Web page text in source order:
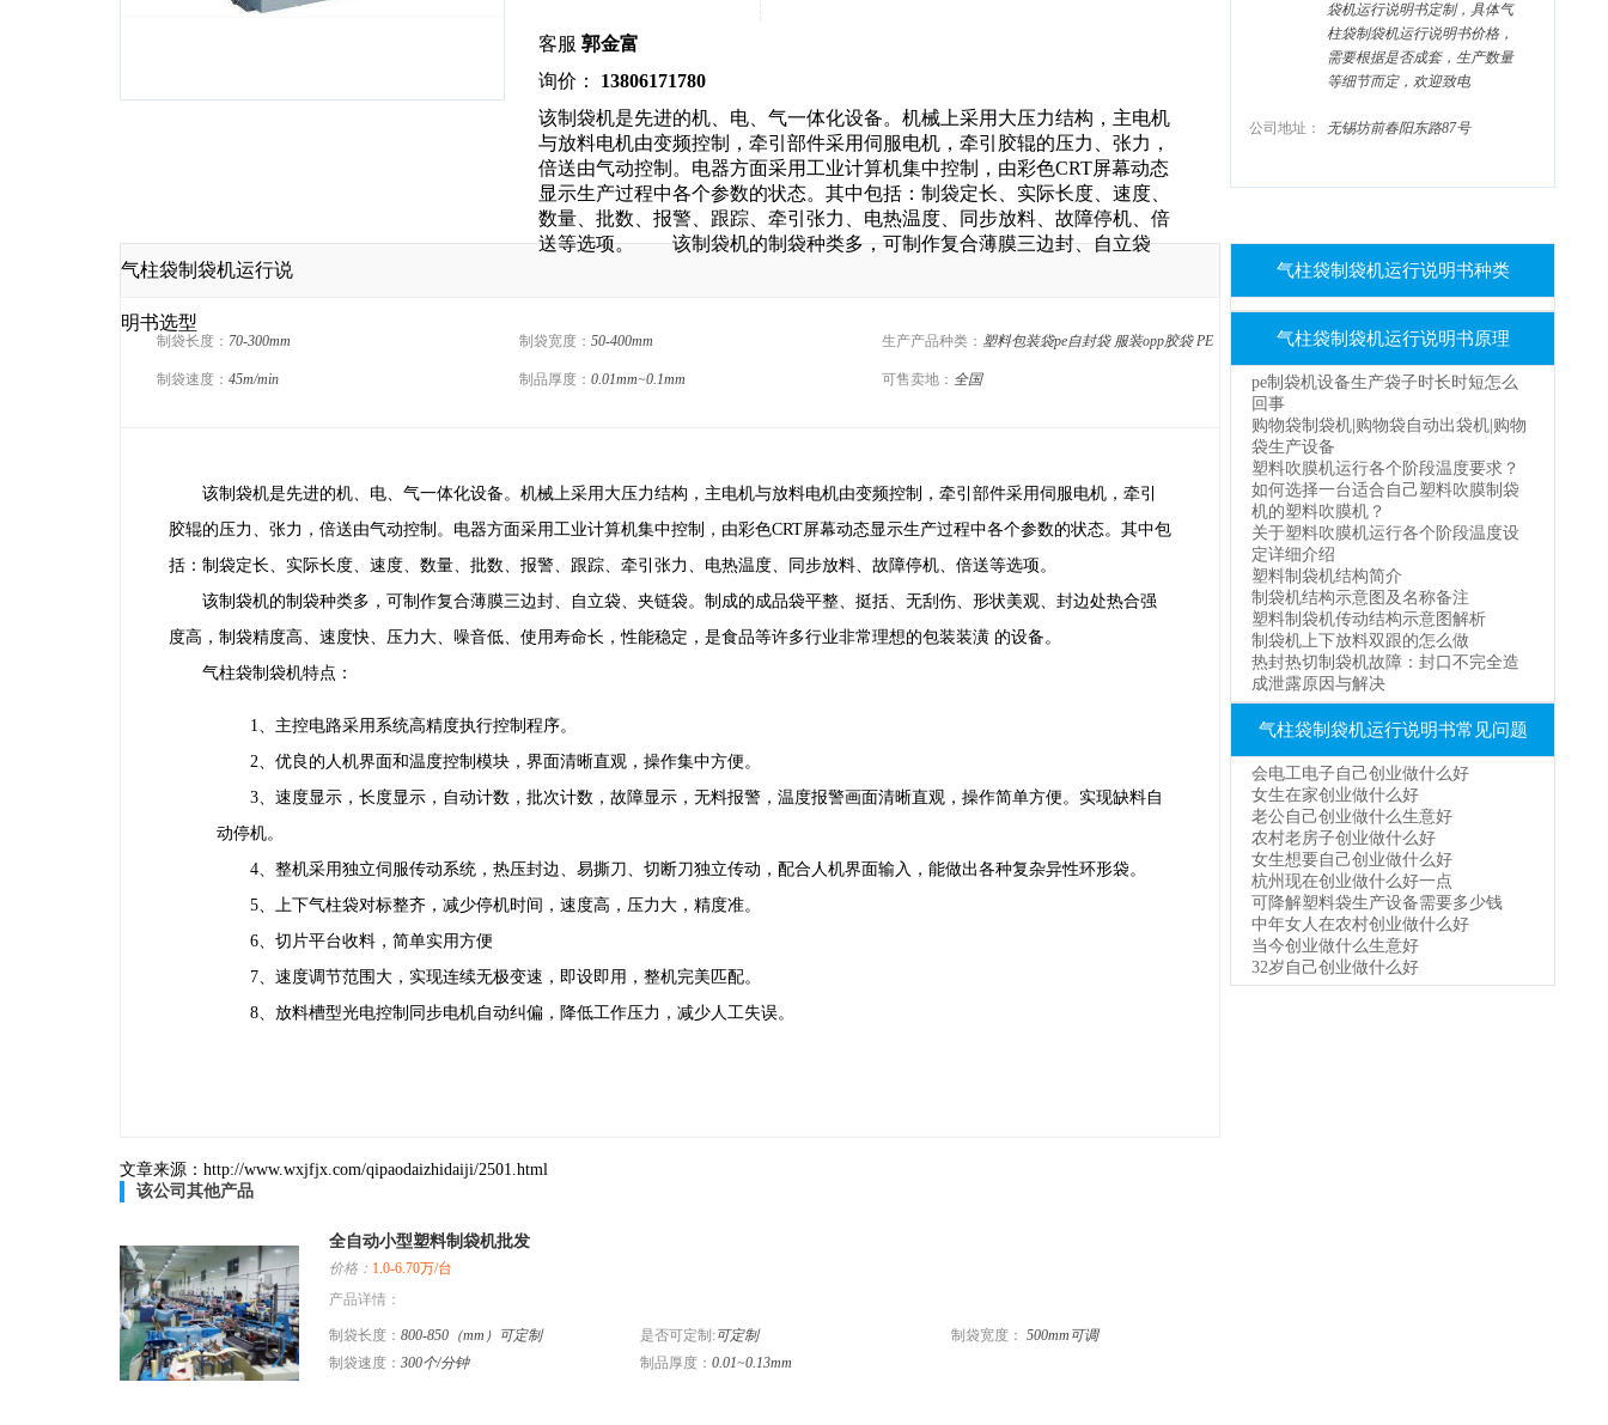
客服 郭金富
询价： 13806171780
该制袋机是先进的机、电、气一体化设备。机械上采用大压力结构，主电机
与放料电机由变频控制，牵引部件采用伺服电机，牵引胶辊的压力、张力，
倍送由气动控制。电器方面采用工业计算机集中控制，由彩色CRT屏幕动态
显示生产过程中各个参数的状态。其中包括：制袋定长、实际长度、速度、
数量、批数、报警、跟踪、牵引张力、电热温度、同步放料、故障停机、倍
送等选项。 该制袋机的制袋种类多，可制作复合薄膜三边封、自立袋
袋机运行说明书定制，具体气
柱袋制袋机运行说明书价格，
需要根据是否成套，生产数量
等细节而定，欢迎致电
公司地址： 无锡坊前春阳东路87号
气柱袋制袋机运行说
明书选型
制袋长度： 70-300mm 制袋宽度： 50-400mm 生产产品种类： 塑料包装袋pe自封袋 服装opp胶袋PE
插边袋
制袋速度： 45m/min 制品厚度： 0.01mm~0.1mm 可售卖地： 全国
该制袋机是先进的机、电、气一体化设备。机械上采用大压力结构，主电机与放料电机由变频控制，牵引部件采用伺服电机，牵引
胶辊的压力、张力，倍送由气动控制。电器方面采用工业计算机集中控制，由彩色CRT屏幕动态显示生产过程中各个参数的状态。其中包
括：制袋定长、实际长度、速度、数量、批数、报警、跟踪、牵引张力、电热温度、同步放料、故障停机、倍送等选项。
该制袋机的制袋种类多，可制作复合薄膜三边封、自立袋、夹链袋。制成的成品袋平整、挺括、无刮伤、形状美观、封边处热合强
度高，制袋精度高、速度快、压力大、噪音低、使用寿命长，性能稳定，是食品等许多行业非常理想的包装装潢 的设备。
气柱袋制袋机特点：
1、主控电路采用系统高精度执行控制程序。
2、优良的人机界面和温度控制模块，界面清晰直观，操作集中方便。
3、速度显示，长度显示，自动计数，批次计数，故障显示，无料报警，温度报警画面清晰直观，操作简单方便。实现缺料自
动停机。
4、整机采用独立伺服传动系统，热压封边、易撕刀、切断刀独立传动，配合人机界面输入，能做出各种复杂异性环形袋。
5、上下气柱袋对标整齐，减少停机时间，速度高，压力大，精度准。
6、切片平台收料，简单实用方便
7、速度调节范围大，实现连续无极变速，即设即用，整机完美匹配。
8、放料槽型光电控制同步电机自动纠偏，降低工作压力，减少人工失误。
文章来源：http://www.wxjfjx.com/qipaodaizhidaiji/2501.html
该公司其他产品
全自动小型塑料制袋机批发
价格： 1.0-6.70万/台
产品详情：
制袋长度： 800-850（mm）可定制 是否可定制: 可定制 制袋宽度： 500mm可调
制袋速度： 300个/分钟 制品厚度： 0.01~0.13mm
气柱袋制袋机运行说明书种类
气柱袋制袋机运行说明书原理
pe制袋机设备生产袋子时长时短怎么
回事
购物袋制袋机|购物袋自动出袋机|购物
袋生产设备
塑料吹膜机运行各个阶段温度要求？
如何选择一台适合自己塑料吹膜制袋
机的塑料吹膜机？
关于塑料吹膜机运行各个阶段温度设
定详细介绍
塑料制袋机结构简介
制袋机结构示意图及名称备注
塑料制袋机传动结构示意图解析
制袋机上下放料双跟的怎么做
热封热切制袋机故障：封口不完全造
成泄露原因与解决
气柱袋制袋机运行说明书常见问题
会电工电子自己创业做什么好
女生在家创业做什么好
老公自己创业做什么生意好
农村老房子创业做什么好
女生想要自己创业做什么好
杭州现在创业做什么好一点
可降解塑料袋生产设备需要多少钱
中年女人在农村创业做什么好
当今创业做什么生意好
32岁自己创业做什么好